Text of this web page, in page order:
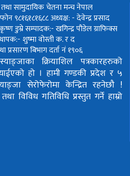
सामुदायिक चेतना मन्च नेपाल
९८१६१८१६८८अध्यक्ष: - देवेन्द्र प्रसाद
डुम्रेसम्पादक:- खगिन्द्र पौडेलग्राफिक्स
शुष्मा वोस्तीक. र द
प्रसारण बिभाग दर्ता नं १९०६
क्रियाशिल पत्रकारहरुको
हो । हामी गण्डकी प्रदेश र ५
सेरोफेरोमा केन्द्रित रहनेछौ !
विविध गतिविधि प्रस्तुत गर्ने हाम्रो